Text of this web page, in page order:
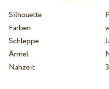
Silhouette
Farben
Schleppe
Ärmel
Nähzeit